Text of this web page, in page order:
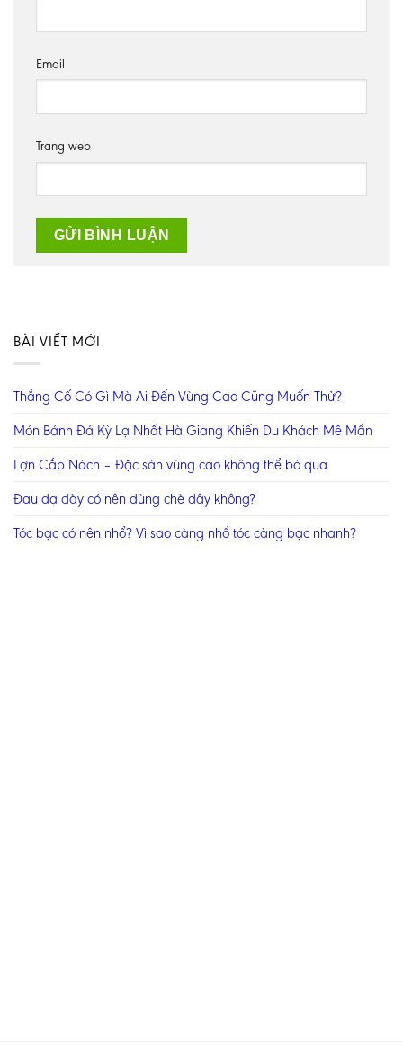
Email
Trang web
BÀI VIẾT MỚI
Thắng Cố Có Gì Mà Ai Đến Vùng Cao Cũng Muốn Thử?
Món Bánh Đá Kỳ Lạ Nhất Hà Giang Khiến Du Khách Mê Mẩn
Lợn Cắp Nách – Đặc sản vùng cao không thể bỏ qua
Đau dạ dày có nên dùng chè dây không?
Tóc bạc có nên nhổ? Vì sao càng nhổ tóc càng bạc nhanh?